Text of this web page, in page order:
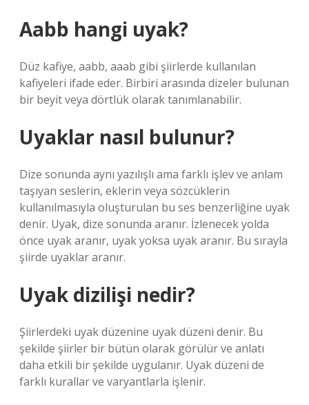
Aabb hangi uyak?
Düz kafiye, aabb, aaab gibi şiirlerde kullanılan
kafiyeleri ifade eder. Birbiri arasında dizeler bulunan
bir beyit veya dörtlük olarak tanımlanabilir.
Uyaklar nasıl bulunur?
Dize sonunda aynı yazılışlı ama farklı işlev ve anlam
taşıyan seslerin, eklerin veya sözcüklerin
kullanılmasıyla oluşturulan bu ses benzerliğine uyak
denir. Uyak, dize sonunda aranır. İzlenecek yolda
önce uyak aranır, uyak yoksa uyak aranır. Bu sırayla
şiirde uyaklar aranır.
Uyak dizilişi nedir?
Şiirlerdeki uyak düzenine uyak düzeni denir. Bu
şekilde şiirler bir bütün olarak görülür ve anlatı
daha etkili bir şekilde uygulanır. Uyak düzeni de
farklı kurallar ve varyantlarla işlenir.